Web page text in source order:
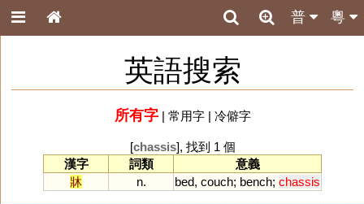
粵
普
英語搜索
所有字| 常用字| 冷僻字
[chassis], 找到 1 個
漢字
詞類
意義
牀
n. bed, couch; bench; chassis